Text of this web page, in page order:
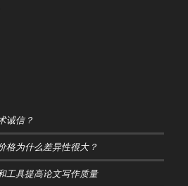
诚信？
格为什么差异性很大？
工具提高论文写作质量